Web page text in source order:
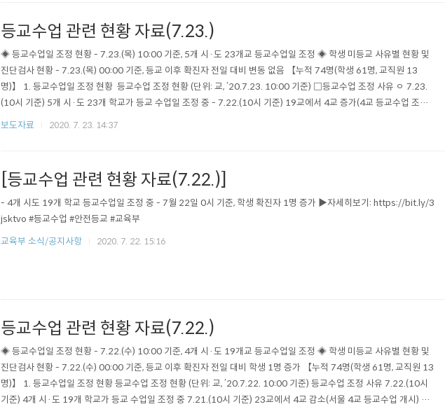
등교수업 관련 현황 자료(7.23.)
◈ 등교수업일 조정 현황 - 7.23.(목) 10:00 기준, 5개 시·도 23개교 등교수업일 조정 ◈ 학생 미등교 사유별 현황 및
진단검사 현황 - 7.23.(목) 00:00 기준, 등교 이후 확진자 전일 대비 변동 없음 【누적 74명(학생 61명, 교직원 13
명)】 1. 등교수업일 조정 현황 ​ 등교수업 조정 현황 (단위: 교, ’20.7.23. 10:00 기준) □등교수업 조정 사유 ㅇ 7.23.
(10시 기준) 5개 시·도 23개 학교가 등교 수업일 조정 중 - 7.22.(10시 기준) 19교에서 4교 증가(4교 등교수업 조정)
※ 등교수업일 조정학교 : 서울 2교, 부산 2교 2. 학생 미등교 사유 및 진단검사 현황 ​ 학생 미등교 사유별 현황(7.22. 1
보도자료 2020. 7. 23. 14:37
[등교수업 관련 현황 자료(7.22.)]
- 4개 시도 19개 학교 등교수업일 조정 중 - 7월 22일 0시 기준, 학생 확진자 1명 증가 ▶자세히보기: https://bit.ly/3
jsktvo #등교수업 #안전등교 #교육부
교육부 소식/공지사항
2020. 7. 22. 15:16
등교수업 관련 현황 자료(7.22.)
◈ 등교수업일 조정 현황 - 7.22.(수) 10:00 기준, 4개 시·도 19개교 등교수업일 조정 ◈ 학생 미등교 사유별 현황 및
진단검사 현황 - 7.22.(수) 00:00 기준, 등교 이후 확진자 전일 대비 학생 1명 증가 【누적 74명(학생 61명, 교직원 13
명)】 1. 등교수업일 조정 현황 등교수업 조정 현황 (단위: 교, ’20.7.22. 10:00 기준) 등교수업 조정 사유 7.22.(10시
기준) 4개 시·도 19개 학교가 등교 수업일 조정 중 7.21.(10시 기준) 23교에서 4교 감소(서울 4교 등교수업 개시) 2.